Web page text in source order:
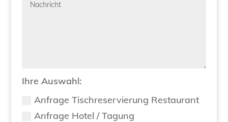
Ihre Auswahl:
Anfrage Tischreservierung Restaurant
Anfrage Hotel / Tagung